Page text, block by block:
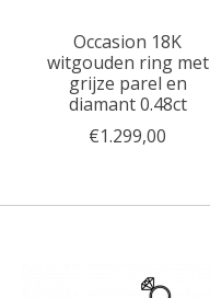
Occasion 18K
witgouden ring met
grijze parel en
diamant 0.48ct
€1.299,00